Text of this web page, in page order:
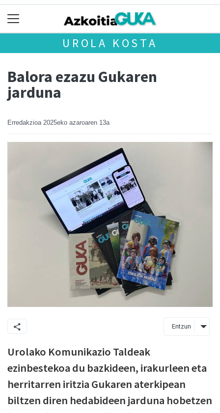
UROLA KOSTA
Balora ezazu Gukaren
jarduna
Erredakzioa 2025eko azaroaren 13a
Entzun
Urolako Komunikazio Taldeak
ezinbestekoa du bazkideen, irakurleen eta
herritarren iritzia Gukaren aterkipean
biltzen diren hedabideen jarduna hobetzen